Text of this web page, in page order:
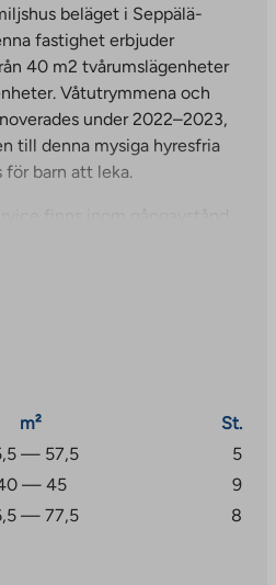
beläget i Seppälä-
fastighet erbjuder
40 m2 tvårumslägenheter
Våtutrymmena och
under 2022–2023,
till denna mysiga hyresfria
för barn att leka.
ett par kilometer bort, och
och det finns även
en grundhastighet på 50
m²
St.
— 57,5
5
— 45
9
— 77,5 8